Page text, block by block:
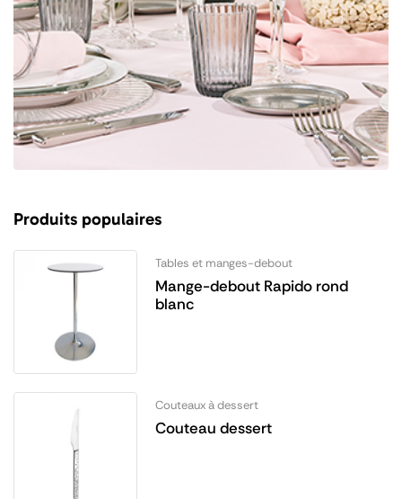
Produits populaires
Tables et manges-debout
Mange-debout Rapido rond
blanc
Couteaux à dessert
Couteau dessert